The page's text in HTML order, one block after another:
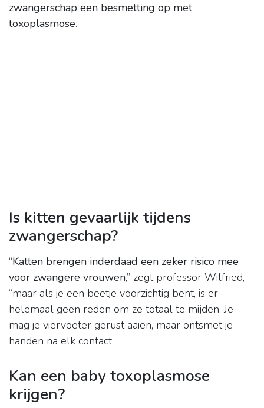
zwangerschap een besmetting op met
toxoplasmose.
Is kitten gevaarlijk tijdens
zwangerschap?
“Katten brengen inderdaad een zeker risico mee
voor zwangere vrouwen,” zegt professor Wilfried,
“maar als je een beetje voorzichtig bent, is er
helemaal geen reden om ze totaal te mijden. Je
mag je viervoeter gerust aaien, maar ontsmet je
handen na elk contact.
Kan een baby toxoplasmose
krijgen?